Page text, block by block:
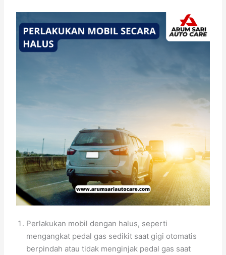
Perlakukan mobil dengan halus, seperti
mengangkat pedal gas sedikit saat gigi otomatis
berpindah atau tidak menginjak pedal gas saat